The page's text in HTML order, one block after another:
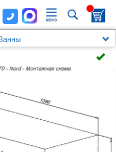
140x70 (с каркасом)